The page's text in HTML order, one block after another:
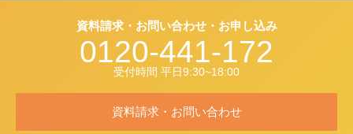
資料請求・お問い合わせ・お申し込み
0120-441-172
受付時間 平日9:30~18:00
資料請求・お問い合わせ